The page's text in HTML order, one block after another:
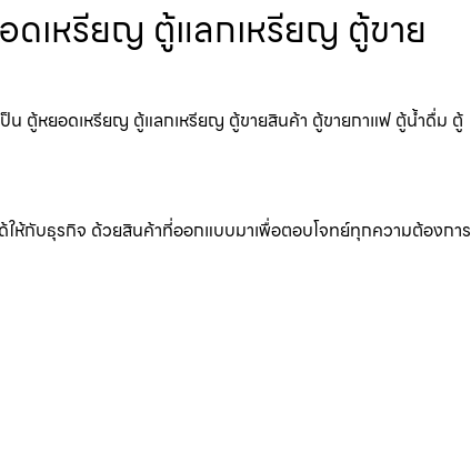
ดเหรียญ ตู้แลกเหรียญ ตู้ขาย
น ตู้หยอดเหรียญ ตู้แลกเหรียญ ตู้ขายสินค้า ตู้ขายกาแฟ ตู้น้ำดื่ม ตู้
ด้ให้กับธุรกิจ ด้วยสินค้าที่ออกแบบมาเพื่อตอบโจทย์ทุกความต้องการ